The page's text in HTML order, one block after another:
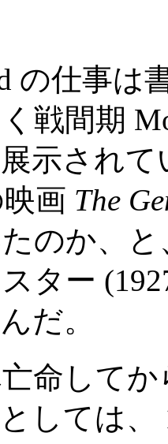
の仕事は
戦間期
示されて
画 The
のか、と
ター
だ。
命してか
しては、